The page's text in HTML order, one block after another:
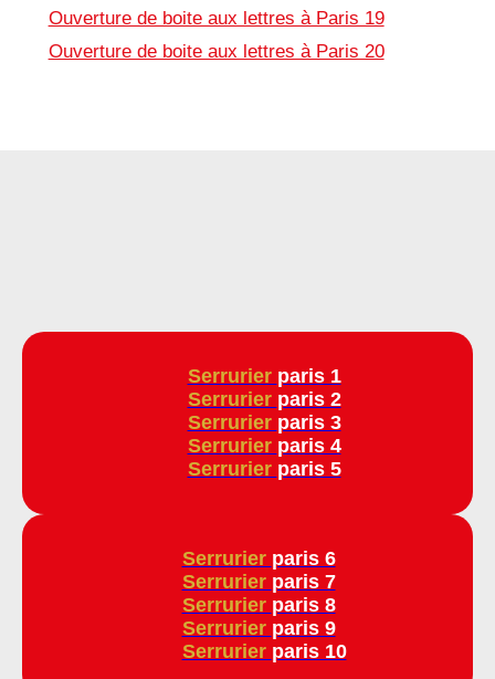
Ouverture de boite aux lettres à Paris 19
Ouverture de boite aux lettres à Paris 20
Serrurier paris 1
Serrurier paris 2
Serrurier paris 3
Serrurier paris 4
Serrurier paris 5
Serrurier paris 6
Serrurier paris 7
Serrurier paris 8
Serrurier paris 9
Serrurier paris 10